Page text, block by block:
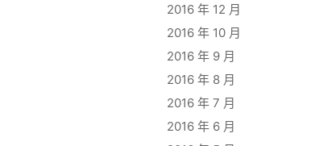
2016 年 12 月
2016 年 10 月
2016 年 9 月
2016 年 8 月
2016 年 7 月
2016 年 6 月